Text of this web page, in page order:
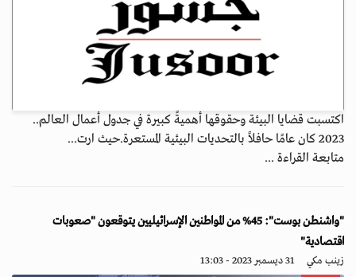
اكتسبت قضايا البيئة وحقوقها أهميةً كبيرة في جدول أعمال العالم..
2023 كان عامًا حافلاً بالتحديات البيئية المستعرة.حيث ارت...
متابعة القراءة ...
"واشنطن بوست": 45% من المواطنين الإسرائيليين يتوقعون "صعوبات
اقتصادية"
زينب مكي 31 ديسمبر 2023 - 13:03